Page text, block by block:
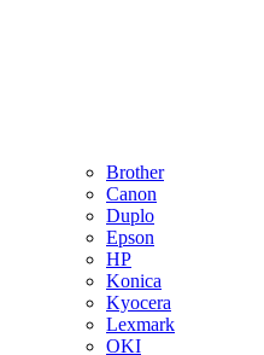
Brother
Canon
Duplo
Epson
HP
Konica
Kyocera
Lexmark
OKI